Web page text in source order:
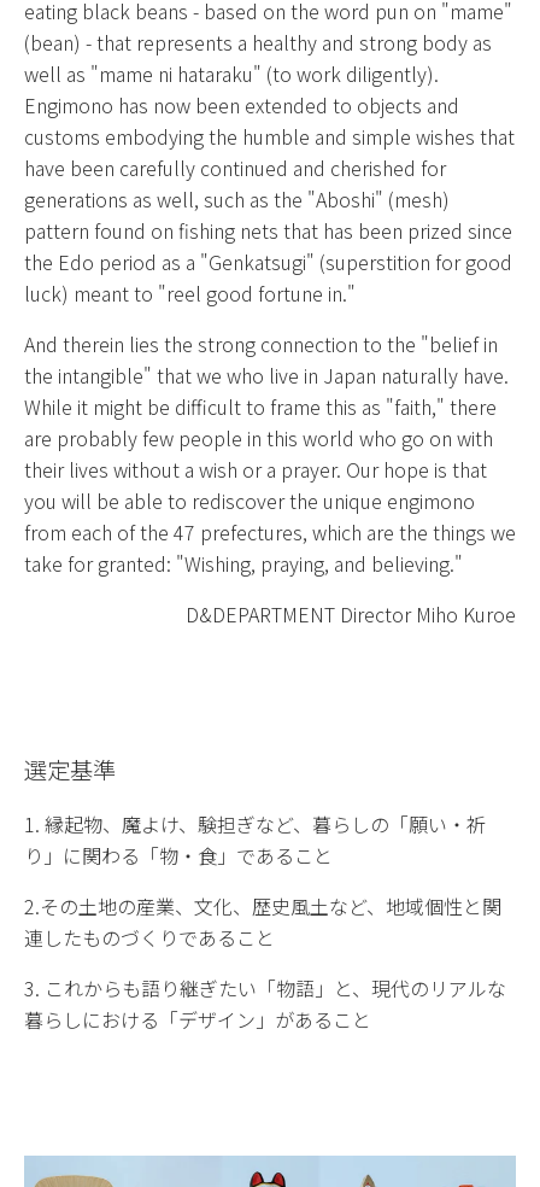
eating black beans - based on the word pun on "mame"
(bean) - that represents a healthy and strong body as
well as "mame ni hataraku" (to work diligently).
Engimono has now been extended to objects and
customs embodying the humble and simple wishes that
have been carefully continued and cherished for
generations as well, such as the "Aboshi" (mesh)
pattern found on fishing nets that has been prized since
the Edo period as a "Genkatsugi" (superstition for good
luck) meant to "reel good fortune in."
And therein lies the strong connection to the "belief in
the intangible" that we who live in Japan naturally have.
While it might be difficult to frame this as "faith," there
are probably few people in this world who go on with
their lives without a wish or a prayer. Our hope is that
you will be able to rediscover the unique engimono
from each of the 47 prefectures, which are the things we
take for granted: "Wishing, praying, and believing."
D&DEPARTMENT Director Miho Kuroe
選定基準
1. 縁起物、魔よけ、験担ぎなど、暮らしの「願い・祈
り」に関わる「物・食」であること
2.その土地の産業、文化、歴史風土など、地域個性と関
連したものづくりであること
3. これからも語り継ぎたい「物語」と、現代のリアルな
暮らしにおける「デザイン」があること